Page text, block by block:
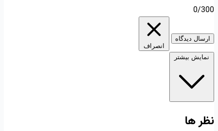
0/300
ارسال دیدگاه
انصراف
نمایش بیشتر
نظر ها